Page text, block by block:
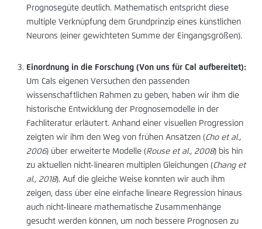
Prognosegüte deutlich. Mathematisch entspricht diese
multiple Verknüpfung dem Grundprinzip eines künstlichen
Neurons (einer gewichteten Summe der Eingangsgrößen).
Einordnung in die Forschung (Von uns für Cal aufbereitet):
Um Cals eigenen Versuchen den passenden
wissenschaftlichen Rahmen zu geben, haben wir ihm die
historische Entwicklung der Prognosemodelle in der
Fachliteratur erläutert. Anhand einer visuellen Progression
zeigten wir ihm den Weg von frühen Ansätzen (Cho et al.,
2006) über erweiterte Modelle (Rouse et al., 2008) bis hin
zu aktuellen nicht-linearen multiplen Gleichungen (Chang et
al., 2018). Auf die gleiche Weise konnten wir auch ihm
zeigen, dass über eine einfache lineare Regression hinaus
auch nicht-lineare mathematische Zusammenhänge
gesucht werden können, um noch bessere Prognosen zu